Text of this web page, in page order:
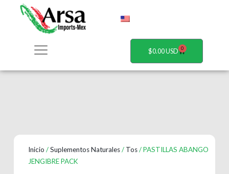
$0.00 0
Carrito
Inicio /Suplementos Naturales/ Tos/ PASTILLAS ABANGO
JENGIBRE PACK